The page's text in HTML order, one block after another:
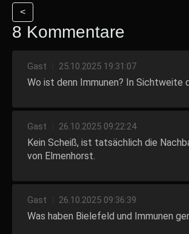
<
8 Kommentare
Gast 25.10.2025 19:31:07
Wo ist denn Immunen? In Sichtweite
Gast 26.10.2025 09:22:24
Kein Scheiß, ist tatsächlich die
von Elmenhorst.
Gast 26.10.2025 09:36:39
Was haben Bielefeld und Immunen